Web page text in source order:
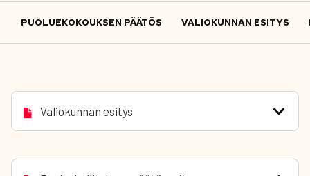
PUOLUEKOKOUKSEN PÄÄTÖS VALIOKUNNAN ESITYS
Valiokunnan esitys